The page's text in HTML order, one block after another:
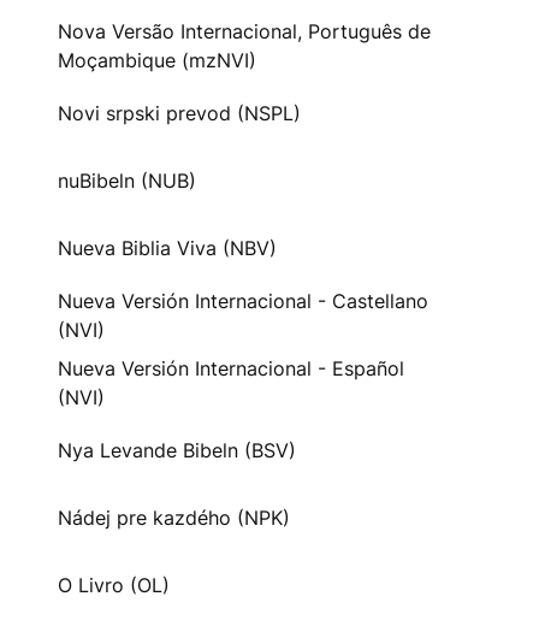
Nova Versão Internacional, Português de
Moçambique (mzNVI)
Novi srpski prevod (NSPL)
nuBibeln (NUB)
Nueva Biblia Viva (NBV)
Nueva Versión Internacional - Castellano
(NVI)
Nueva Versión Internacional - Español
(NVI)
Nya Levande Bibeln (BSV)
Nádej pre kazdého (NPK)
O Livro (OL)